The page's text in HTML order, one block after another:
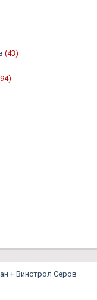
(43)
+ Винстрол Серов